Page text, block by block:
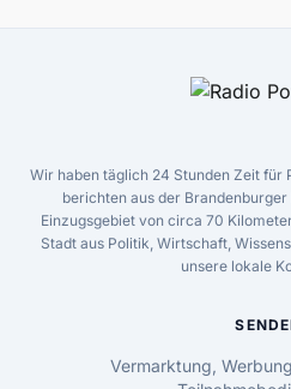
Wir haben täglich 24 Stunden Zeit für
berichten aus der
Einzugsgebiet von circa 70
Stadt aus Politik, Wirtschaft,
unsere lokale
Vermarktung,